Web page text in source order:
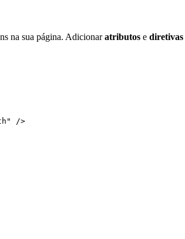
na sua página. Adicionaratributos e diretivas
"
/>